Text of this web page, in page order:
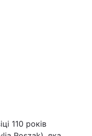
110 років